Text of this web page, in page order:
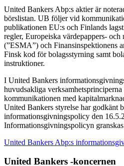
United Bankers Abp:s aktier är
börslistan. UB följer vid
publikationen EU:s och Finlands
regler, Europeiska värdepappers- och
(”ESMA”) och Finansinspektionens
Finsk kod för bolagsstyrning samt
instruktioner.
I United Bankers
huvudsakliga
kommunikationen med
United Bankers styrelse har godkänt
informationsgivningspolicy den
Informationsgivningspolicyn
United Bankers Abp:s
United Bankers -koncernen